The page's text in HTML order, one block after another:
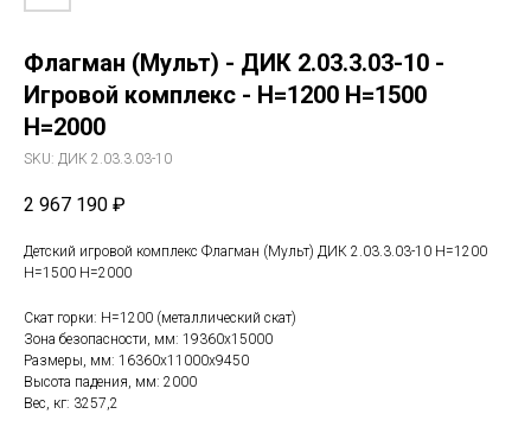
Флагман (Мульт) - ДИК 2.03.3.03-10 -
Игровой комплекс - H=1200 H=1500
H=2000
SKU: ДИК 2.03.3.03-10
2 967 190 ₽
Детский игровой комплекс Флагман (Мульт) ДИК 2.03.3.03-10 H=1200
H=1500 H=2000
Скат горки: H=1200 (металлический скат)
Зона безопасности, мм: 19360х15000
Размеры, мм: 16360x11000x9450
Высота падения, мм: 2000
Вес, кг: 3257,2